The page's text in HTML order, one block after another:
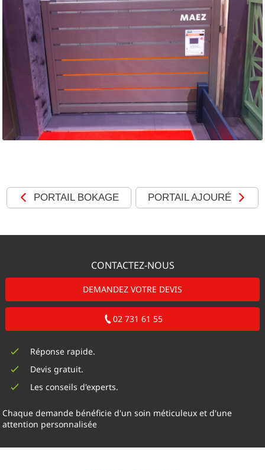
MOTORISATIONS
RÉALISATIONS
SHOWROOM
DEVIS &
CONTACT
PORTAIL BOKAGE PORTAIL AJOURÉ
CONTACTEZ-NOUS
DEMANDEZ VOTRE DEVIS
02 731 61 55
Réponse rapide.
Devis gratuit.
Les conseils d'experts.
Chaque demande bénéficie d'un soin méticuleux et d'une
attention personnalisée